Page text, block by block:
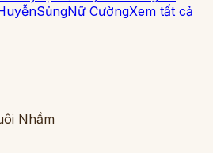
SủngNữ CườngXem tất cả
Nhầm